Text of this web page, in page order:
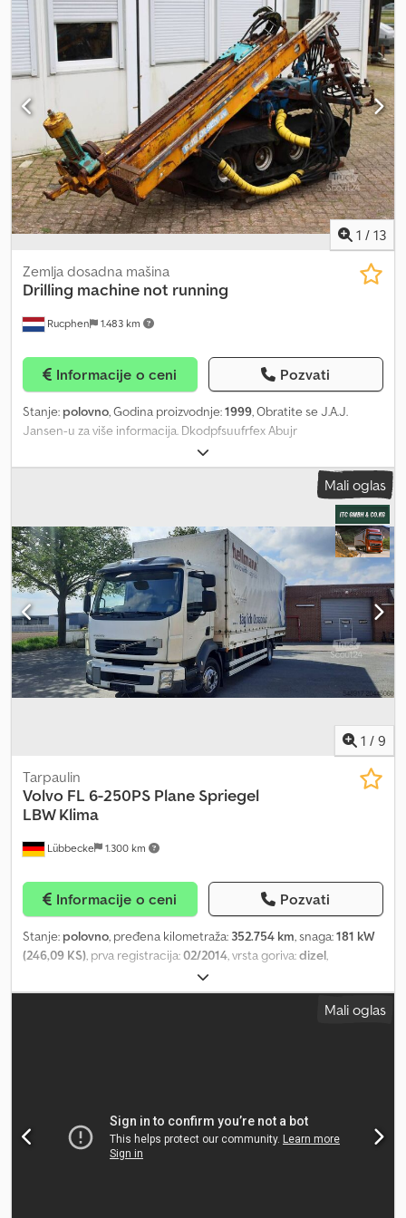
utovarna platforma * Manuelni menjač * Prednje vešanje na
lisnate opruge * Zadnje vešanje na vazdušnim jastucima * VIN:
XLRAE45FF0L421579 * Tip motora: FR15U2 * Euro 5 EEV * KW: 151 *
Zapremina motora: 4462 ccm * Sopstvena masa: 6345 kg *
Nosivost: 5570 kg * Ukupna masa: 11990 kg * Međuosovinsko
rastojanje: 5000 mm * Dužina sanduka: 7,10 m * Širina sanduka: 2,50
m * Visina sanduka: 2,50 m * Dužina vozila: 9300 mm * Širina vozila:
2550 mm * Visina vozila: 3600 mm * Pneumatici: 245/70 R 17,5 *
Tehnički pregled do 11/2022 * Cena bez PDV-a * Sve informacije
bez garancije
1 / 13
Rucphen 1.483 km
Zemlja dosadna mašina
Drilling machine not running
Informacije o ceni Pozvati
Stanje: polovno, Godina proizvodnje:1999, Obratite se J.A.J.
Jansen-u za više informacija. Dkodpfsuufrfex Abujr
Mali oglas
1 / 9
Lübbecke 1.300 km
Tarpaulin
Volvo FL 6-250PS Plane Spriegel
LBW Klima
Informacije o ceni Pozvati
Stanje: polovno, pređena kilometraža: 352.754 km, snaga:181 kW
(246,09 KS), prva registracija:02/2014, vrsta goriva:dizel,
, gorivo:dizel
mehanički, emisioni razred:Euro 5, ukupna širina:2.550 mm,
, Oprema: ABS,
60% Paket komforta Lisnato-vazdušno ogibljenje ID broj 942
Dkjdpfoxt S Rfjx Abuor Rado Vas očekujemo na konsultaciji,
potpisivanju ugovora ili preuzimanju vozila u našem auto centru.
Mali oglas